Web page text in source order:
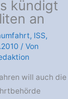
kündigt
an
, ISS,
/ Von
will auch die